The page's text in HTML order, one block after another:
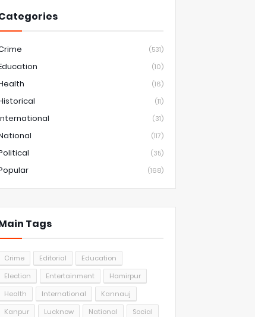
(531)
(10)
(16)
(11)
(31)
(117)
(35)
(168)
Tags
Crime Editorial
Education
Election
Entertainment
Hamirpur
Health
International
Kannauj
Kanpur
Lucknow National
Social